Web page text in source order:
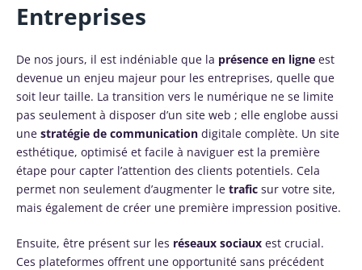
Entreprises
De nos jours, il est indéniable que la présence en ligne est
devenue un enjeu majeur pour les entreprises, quelle que
soit leur taille. La transition vers le numérique ne se limite
pas seulement à disposer d’un site web ; elle englobe aussi
une stratégie de communication digitale complète. Un site
esthétique, optimisé et facile à naviguer est la première
étape pour capter l’attention des clients potentiels. Cela
permet non seulement d’augmenter le trafic sur votre site,
mais également de créer une première impression positive.
Ensuite, être présent sur les réseaux sociaux est crucial.
Ces plateformes offrent une opportunité sans précédent